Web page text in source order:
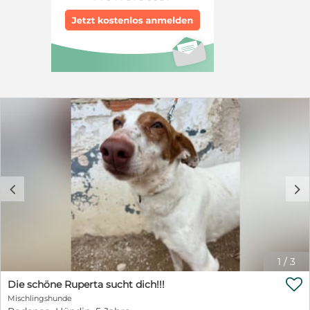
sehr kinderlieb. Wir denken daher, dass Gugu auch als
Einzelhund glücklich werden kann. Gugu ist bei
Ausreise geimpft, entwurmt, gechippt, kastriert und auf
MMK getestet.
1 / 3
c d
Die schöne Ruperta sucht dich!!!
Mischlingshunde
